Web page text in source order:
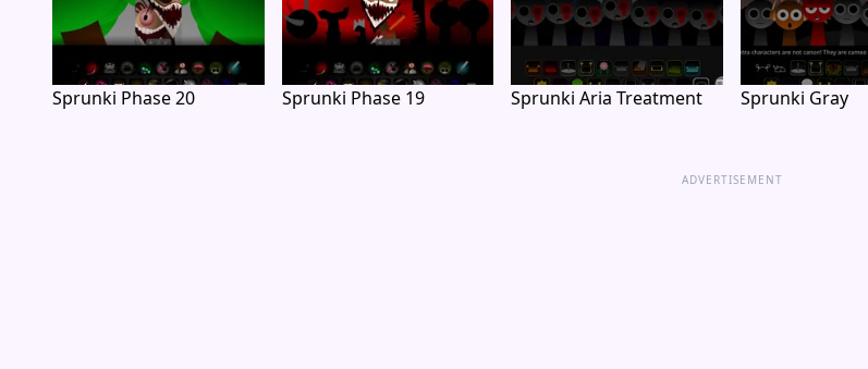
Sprunki Phase 20 Sprunki Phase 19 Sprunki Aria Treatment Sprunki Gray
ADVERTISEMENT